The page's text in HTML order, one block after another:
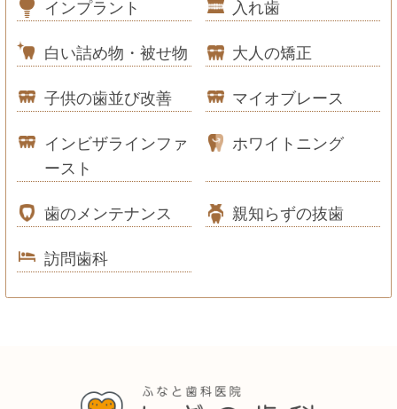
インプラント 入れ歯
白い詰め物・被せ物 大人の矯正
子供の歯並び改善 マイオブレース
インビザラインファ
ースト
ホワイトニング
歯のメンテナンス 親知らずの抜歯
訪問歯科